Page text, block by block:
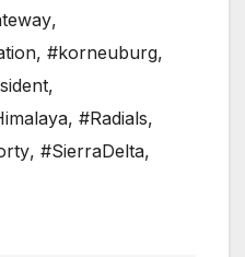
,
, #korneuburg,
,
, #Radials,
, #SierraDelta,